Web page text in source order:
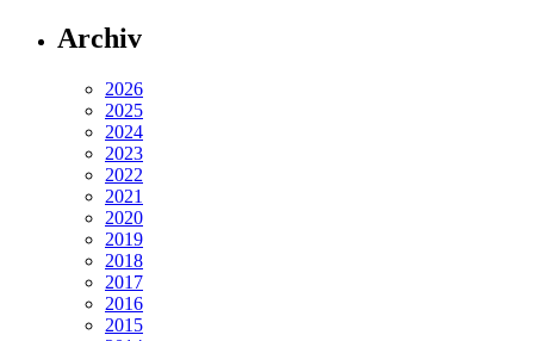
Archiv
2026
2025
2024
2023
2022
2021
2020
2019
2018
2017
2016
2015